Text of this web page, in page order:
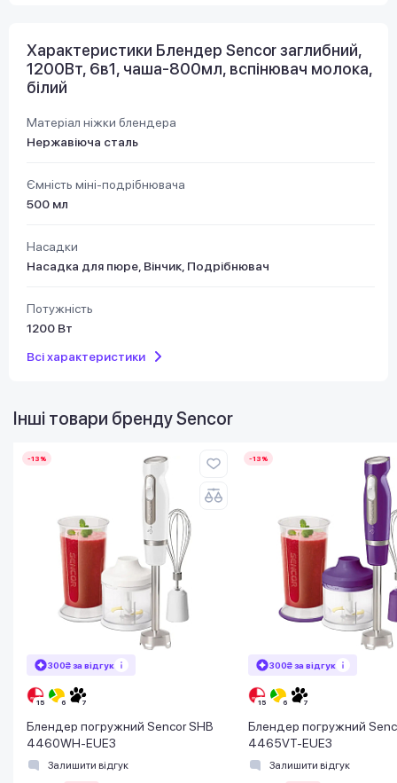
Характеристики Блендер Sencor заглибний,
1200Вт, 6в1, чаша-800мл, вспінювач молока,
білий
Матеріал ніжки блендера
Нержавіюча сталь
Ємність міні-подрібнювача
500 мл
Насадки
Насадка для пюре, Вінчик, Подрібнювач
Потужність
1200 Вт
Всі характеристики
Інші товари брендуSencor
-13%
300₴ за відгук
Блендер погружний Sencor SHB
4460WH-EUE3
Залишити відгук
-13%
300₴ за відгук
Блендер погружний
4465VT-EUE3
Залишити відгук